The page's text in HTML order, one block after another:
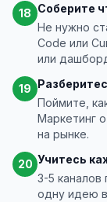
18 Соберите
Не нужно
Code или
или
19
Поймите,
Маркетинг
на рынке.
20 Учитесь
3-5 каналов
одну идею